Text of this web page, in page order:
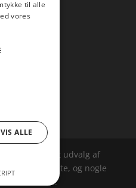
et bredt udvalg af
et affailiatesite, og nogle
affialitelinks.
til alle
vores
ALLE